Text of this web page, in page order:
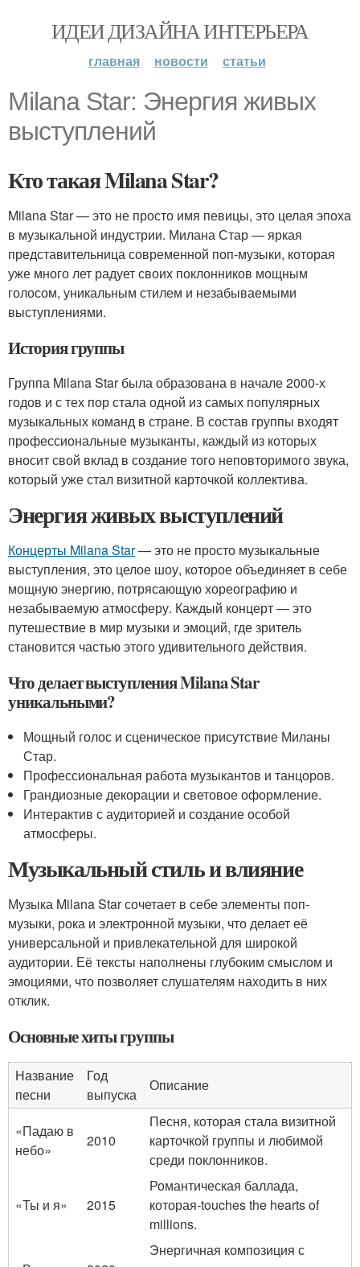
ИДЕИ ДИЗАЙНА ИНТЕРЬЕРА
главная новости статьи
Milana Star: Энергия живых
выступлений
Кто такая Milana Star?
Milana Star — это не просто имя певицы, это целая эпоха
в музыкальной индустрии. Милана Стар — яркая
представительница современной поп-музыки, которая
уже много лет радует своих поклонников мощным
голосом, уникальным стилем и незабываемыми
выступлениями.
История группы
Группа Milana Star была образована в начале 2000-х
годов и с тех пор стала одной из самых популярных
музыкальных команд в стране. В состав группы входят
профессиональные музыканты, каждый из которых
вносит свой вклад в создание того неповторимого звука,
который уже стал визитной карточкой коллектива.
Энергия живых выступлений
Концерты Milana Star— это не просто музыкальные
выступления, это целое шоу, которое объединяет в себе
мощную энергию, потрясающую хореографию и
незабываемую атмосферу. Каждый концерт — это
путешествие в мир музыки и эмоций, где зритель
становится частью этого удивительного действия.
Что делает выступления Milana Star
уникальными?
Мощный голос и сценическое присутствие Миланы
Стар.
Профессиональная работа музыкантов и танцоров.
Грандиозные декорации и световое оформление.
Интерактив с аудиторией и создание особой
атмосферы.
Музыкальный стиль и влияние
Музыка Milana Star сочетает в себе элементы поп-
музыки, рока и электронной музыки, что делает её
универсальной и привлекательной для широкой
аудитории. Её тексты наполнены глубоким смыслом и
эмоциями, что позволяет слушателям находить в них
отклик.
Основные хиты группы
Название
песни
Год
выпуска
Описание
«Падаю в
небо»
2010
Песня, которая стала визитной
карточкой группы и любимой
среди поклонников.
«Ты и я» 2015
Романтическая баллада,
которая-touches the hearts of
millions.
Энергичная композиция с